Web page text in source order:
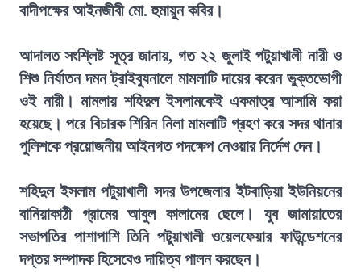
বাদীপক্ষের আইনজীবী মো. হুমায়ুন কবির।
আদালত সংশ্লিষ্ট সূত্র জানায়, গত ২২ জুলাই পটুয়াখালী নারী ও
শিশু নির্যাতন দমন ট্রাইব্যুনালে মামলাটি দায়ের করেন ভুক্তভোগী
ওই নারী। মামলায় শহিদুল ইসলামকেই একমাত্র আসামি করা
হয়েছে। পরে বিচারক শিরিন নিলা মামলাটি গ্রহণ করে সদর থানার
পুলিশকে প্রয়োজনীয় আইনগত পদক্ষেপ নেওয়ার নির্দেশ দেন।
শহিদুল ইসলাম পটুয়াখালী সদর উপজেলার ইটবাড়িয়া ইউনিয়নের
বানিয়াকাঠী গ্রামের আবুল কালামের ছেলে। যুব জামায়াতের
সভাপতির পাশাপাশি তিনি পটুয়াখালী ওয়েলফেয়ার ফাউন্ডেশনের
দপ্তর সম্পাদক হিসেবেও দায়িত্ব পালন করছেন।